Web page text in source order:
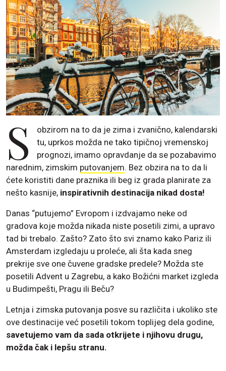
S
obzirom na to da je zima i zvanično, kalendarski
tu, uprkos možda ne tako tipičnoj vremenskoj
prognozi, imamo opravdanje da se pozabavimo
narednim, zimskim putovanjem. Bez obzira na to da li
ćete koristiti dane praznika ili beg iz grada planirate za
nešto kasnije, inspirativnih destinacija nikad dosta!
Danas “putujemo” Evropom i izdvajamo neke od
gradova koje možda nikada niste posetili zimi, a upravo
tad bi trebalo. Zašto? Zato što svi znamo kako Pariz ili
Amsterdam izgledaju u proleće, ali šta kada sneg
prekrije sve one čuvene gradske predele? Možda ste
posetili Advent u Zagrebu, a kako Božićni market izgleda
u Budimpešti, Pragu ili Beču?
Letnja i zimska putovanja posve su različita i ukoliko ste
ove destinacije već posetili tokom toplijeg dela godine,
savetujemo vam da sada otkrijete i njihovu drugu,
možda čak i lepšu stranu.